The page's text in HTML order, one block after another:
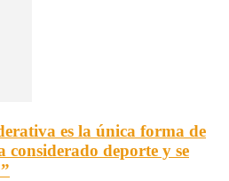
es la única forma de
considerado deporte y se